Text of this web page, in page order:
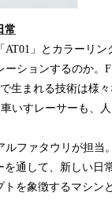
常
AT01」とカラーリ
ションするのか。
生まれる技術は様
いすレーサーも、
ファタウリが担当
通して、新しい日
を象徴するマシン